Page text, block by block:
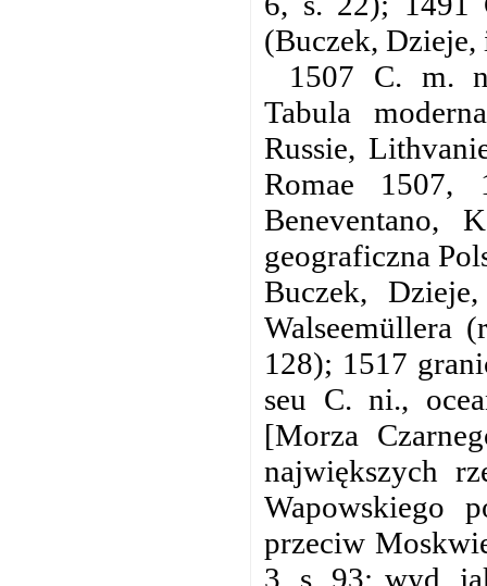
(Buczek,
1507 C. m.
Tabula
Russie,
Romae 1507,
Beneventano,
geograficzna
Buczek,
Walseemüllera
128); 1517
seu C. ni.,
[Morza
największych
Wapowskiego
przeciw
3, s. 93; wyd.